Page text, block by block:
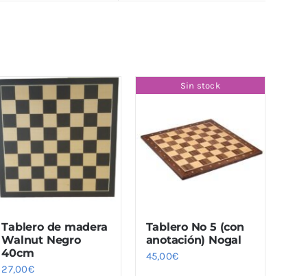
Tablero de madera
Walnut Negro
40cm
27,00€
Sin stock
Tablero No 5 (con
anotación) Nogal
45,00€